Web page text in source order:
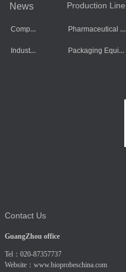
Production Line
Pharmaceutical Equipment
Packaging Equipment
News
Company Dynamics
Industry Information
Contact Us
GuangZhou office
Tel：020-87357737
Website： www.bioprobeschina.com